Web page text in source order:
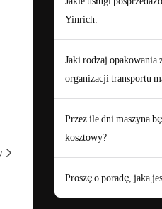
Yinrich.
Jaki rodzaj opakowania
organizacji transportu
Przez ile dni maszyna
kosztowy?
Proszę o poradę, jaka